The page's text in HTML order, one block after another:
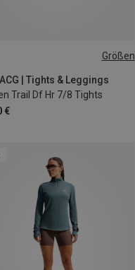
Größen
| Tights & Leggings
Trail Df Hr 7/8 Tights
€